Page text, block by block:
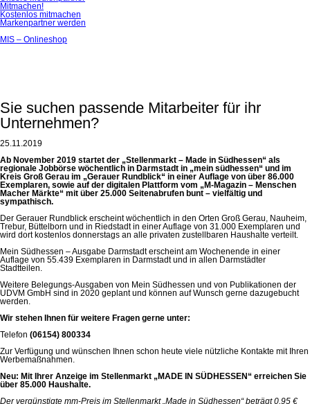
Mitmachen!
Kostenlos mitmachen
Markenpartner werden
MIS – Onlineshop
Sie suchen passende Mitarbeiter für ihr
Unternehmen?
25.11.2019
Ab November 2019 startet der „Stellenmarkt – Made in Südhessen“ als
regionale Jobbörse wöchentlich in Darmstadt in „mein südhessen“ und im
Kreis Groß Gerau im „Gerauer Rundblick“ in einer Auflage von über 86.000
Exemplaren, sowie auf der digitalen Plattform vom „M-Magazin – Menschen
Macher Märkte“ mit über 25.000 Seitenabrufen bunt – vielfältig und
sympathisch.
Der Gerauer Rundblick erscheint wöchentlich in den Orten Groß Gerau, Nauheim,
Trebur, Büttelborn und in Riedstadt in einer Auflage von 31.000 Exemplaren und
wird dort kostenlos donnerstags an alle privaten zustellbaren Haushalte verteilt.
Mein Südhessen – Ausgabe Darmstadt erscheint am Wochenende in einer
Auflage von 55.439 Exemplaren in Darmstadt und in allen Darmstädter
Stadtteilen.
Weitere Belegungs-Ausgaben von Mein Südhessen und von Publikationen der
UDVM GmbH sind in 2020 geplant und können auf Wunsch gerne dazugebucht
werden.
Wir stehen Ihnen für weitere Fragen gerne unter:
Telefon (06154) 800334
Zur Verfügung und wünschen Ihnen schon heute viele nützliche Kontakte mit Ihren
Werbemaßnahmen.
Neu: Mit Ihrer Anzeige im Stellenmarkt „MADE IN SÜDHESSEN“ erreichen Sie
über 85.000 Haushalte.
Der vergünstigte mm-Preis im Stellenmarkt „Made in Südhessen“ beträgt 0,95 €